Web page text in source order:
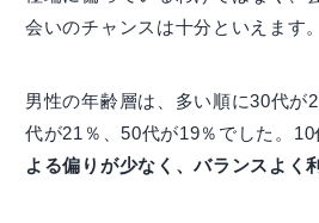
会いのチャンスは十分といえます。
男性の年齢層は、多い順に30代が
代が21％、50代が19％でした。
よる偏りが少なく、バランスよく